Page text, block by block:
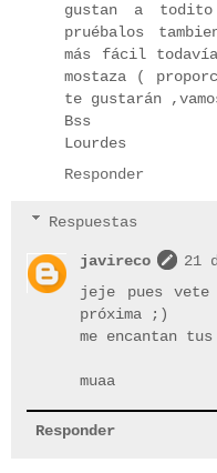
gustan a todito
pruébalos
más fácil todavía
mostaza (
te gustarán
Bss
Lourdes
Responder
Respuestas
javireco
21
jeje pues vete
próxima ;)
me encantan
muaa
Responder